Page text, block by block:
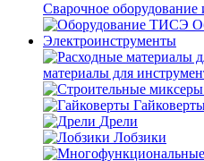
Сварочное оборудование
Электроинструменты
материалы для
Дрели
Лобзики